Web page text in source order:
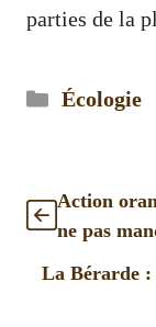
parties de la
Catégories
Écologie
Action
ne pas
La Bérarde :